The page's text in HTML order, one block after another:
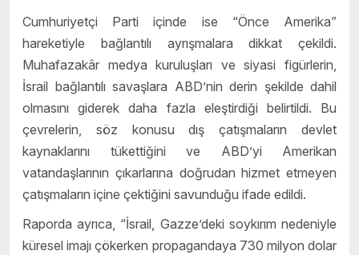
Cumhuriyetçi Parti içinde ise “Önce Amerika”
hareketiyle bağlantılı ayrışmalara dikkat çekildi.
Muhafazakâr medya kuruluşları ve siyasi figürlerin,
İsrail bağlantılı savaşlara ABD’nin derin şekilde dahil
olmasını giderek daha fazla eleştirdiği belirtildi. Bu
çevrelerin, söz konusu dış çatışmaların devlet
kaynaklarını tükettiğini ve ABD’yi Amerikan
vatandaşlarının çıkarlarına doğrudan hizmet etmeyen
çatışmaların içine çektiğini savunduğu ifade edildi.
Raporda ayrıca, “İsrail, Gazze’deki soykırım nedeniyle
küresel imajı çökerken propagandaya 730 milyon dolar